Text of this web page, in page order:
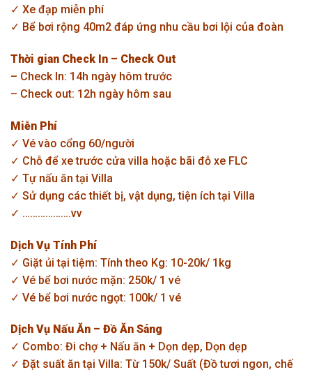
✓ Xe đạp miễn phí
✓ Bể bơi rộng 40m2 đáp ứng nhu cầu bơi lội của đoàn
Thời gian Check In – Check Out
– Check In: 14h ngày hôm trước
– Check out: 12h ngày hôm sau
Miễn Phí
✓ Vé vào cổng 60/người
✓ Chỗ để xe trước cửa villa hoặc bãi đỗ xe FLC
✓ Tự nấu ăn tại Villa
✓ Sử dụng các thiết bị, vật dụng, tiện ích tại Villa
✓ ……………….vv
Dịch Vụ Tính Phí
✓ Giặt ủi tại tiệm: Tính theo Kg: 10-20k/ 1kg
✓ Vé bể bơi nước mặn: 250k/ 1 vé
✓ Vé bể bơi nước ngọt: 100k/ 1 vé
Dịch Vụ Nấu Ăn – Đồ Ăn Sáng
✓ Combo: Đi chợ + Nấu ăn + Dọn dẹp, Dọn dẹp
✓ Đặt suất ăn tại Villa: Từ 150k/ Suất (Đồ tươi ngon, chế